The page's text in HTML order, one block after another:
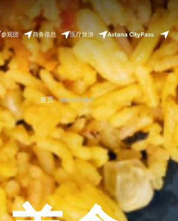
参观团 商务信息 医疗旅游 Astana CityPass
首页 咖啡馆和餐厅